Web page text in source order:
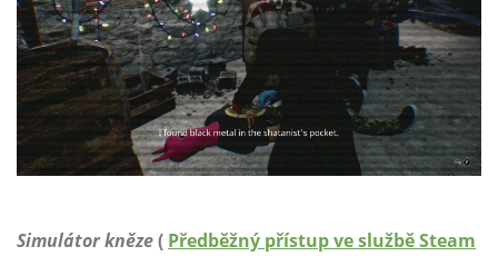
Simulátor kněze( Předběžný přístup ve službě Steam